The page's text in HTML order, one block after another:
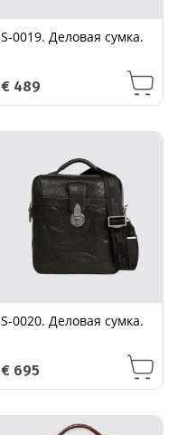
S-0019. Деловая сумка.
€ 489
S-0020. Деловая сумка.
€ 695